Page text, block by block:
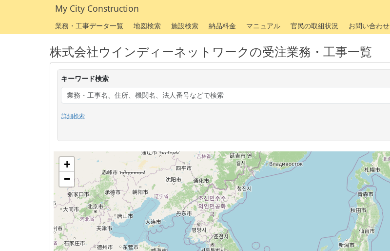
My City Construction
業務・工事データ一覧
地図検索 施設検索 納品料金 マニュアル 官民の取組状況 お問い合わせ
株式会社ウインディーネットワークの受注業務・工事一覧
キーワード検索
詳細検索
+
−